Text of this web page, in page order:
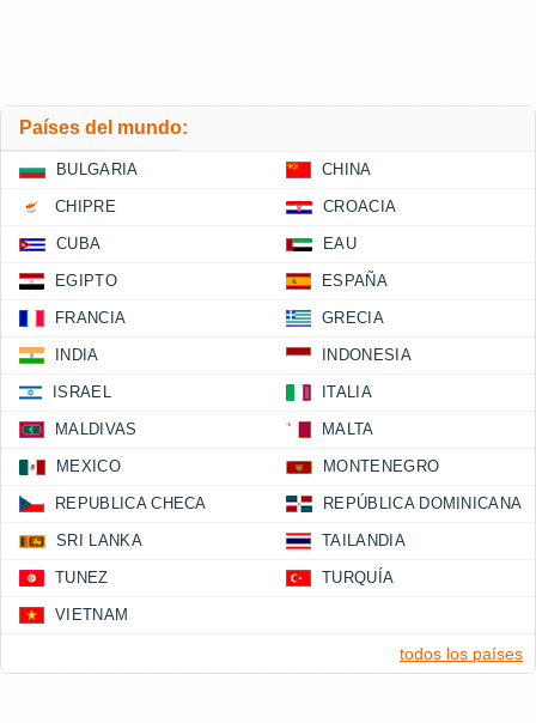
Países del mundo:
BULGARIA CHINA
CHIPRE CROACIA
CUBA EAU
EGIPTO ESPAÑA
FRANCIA GRECIA
INDIA INDONESIA
ISRAEL ITALIA
MALDIVAS MALTA
MEXICO MONTENEGRO
REPUBLICA CHECA REPÚBLICA DOMINICANA
SRI LANKA TAILANDIA
TUNEZ TURQUÍA
VIETNAM
todos los países